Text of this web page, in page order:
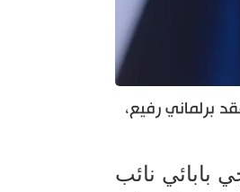
برلماني رفيع،
بابائي نائب